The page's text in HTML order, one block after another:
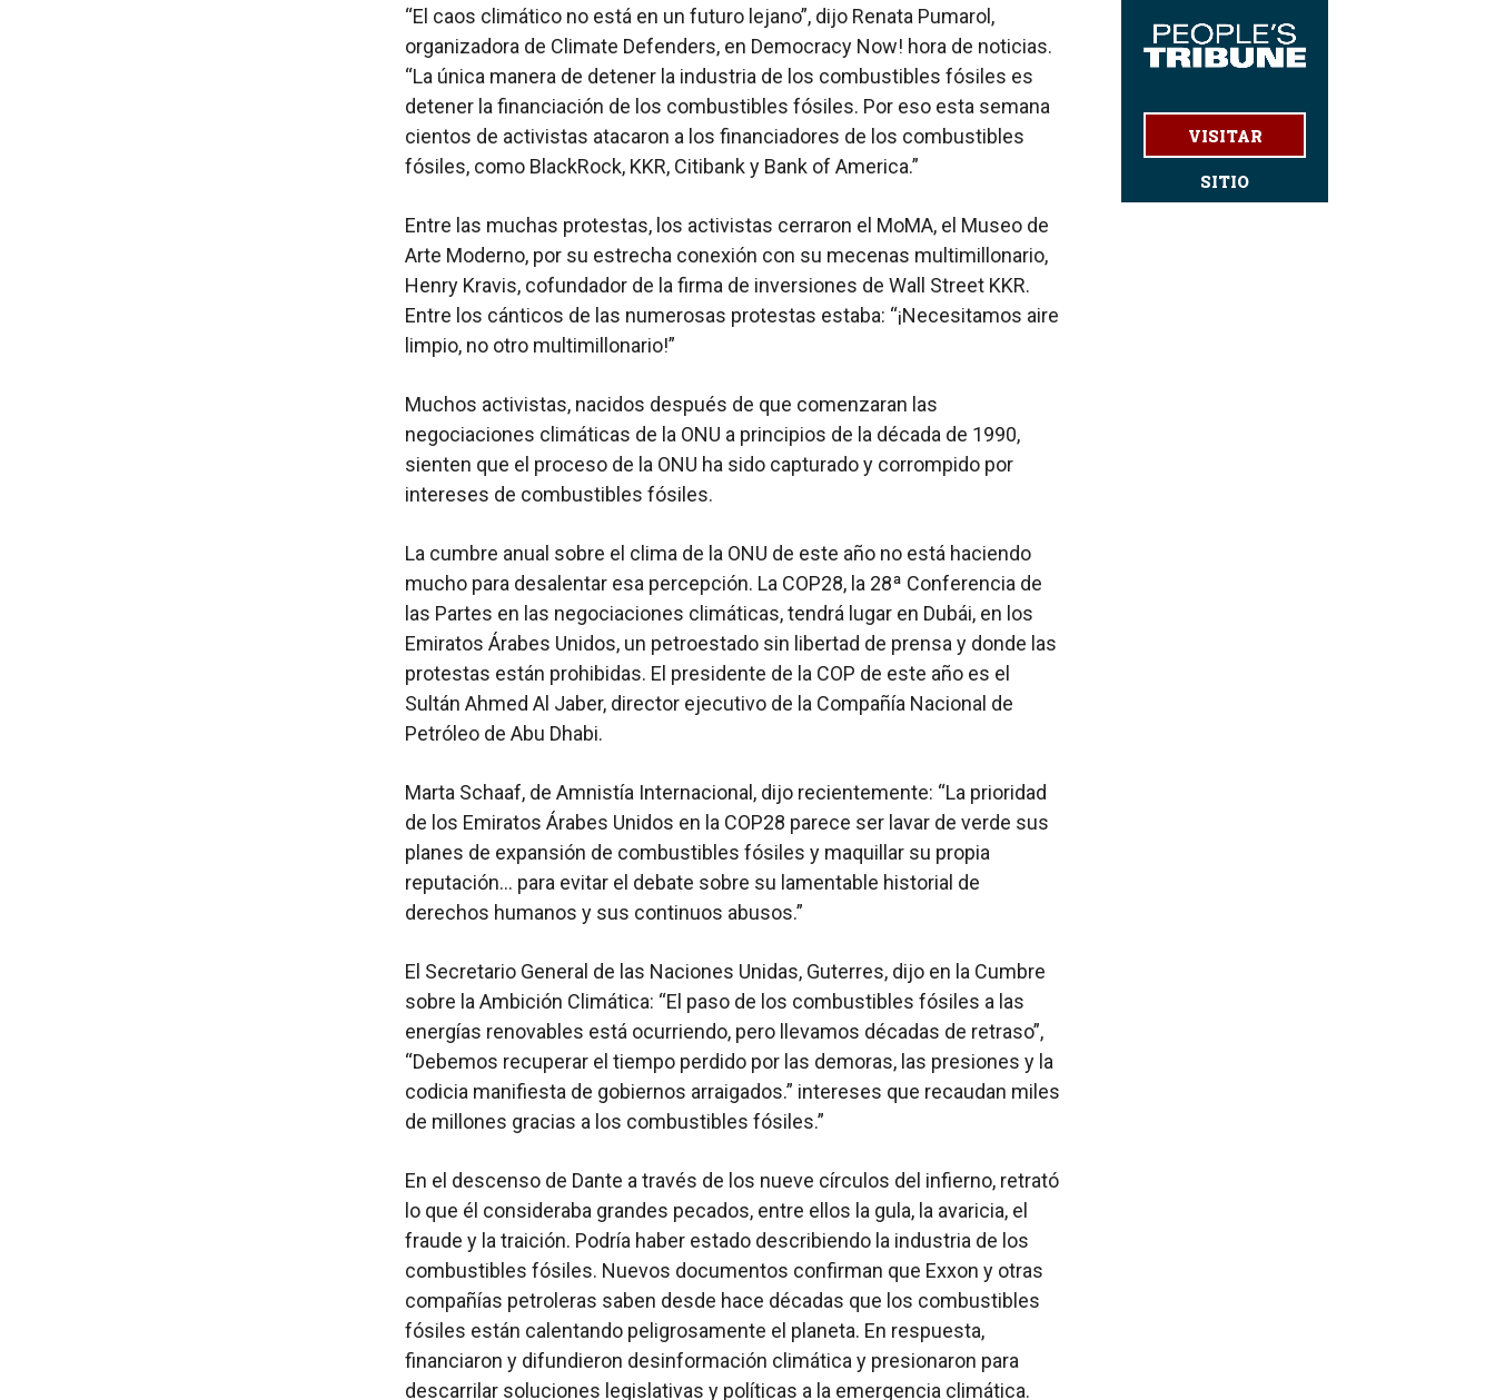
“El caos climático no está en un futuro lejano”, dijo Renata Pumarol,
organizadora de Climate Defenders, en Democracy Now! hora de noticias.
“La única manera de detener la industria de los combustibles fósiles es
detener la financiación de los combustibles fósiles. Por eso esta semana
cientos de activistas atacaron a los financiadores de los combustibles
fósiles, como BlackRock, KKR, Citibank y Bank of America.”
Entre las muchas protestas, los activistas cerraron el MoMA, el Museo de
Arte Moderno, por su estrecha conexión con su mecenas multimillonario,
Henry Kravis, cofundador de la firma de inversiones de Wall Street KKR.
Entre los cánticos de las numerosas protestas estaba: “¡Necesitamos aire
limpio, no otro multimillonario!”
Muchos activistas, nacidos después de que comenzaran las
negociaciones climáticas de la ONU a principios de la década de 1990,
sienten que el proceso de la ONU ha sido capturado y corrompido por
intereses de combustibles fósiles.
La cumbre anual sobre el clima de la ONU de este año no está haciendo
mucho para desalentar esa percepción. La COP28, la 28ª Conferencia de
las Partes en las negociaciones climáticas, tendrá lugar en Dubái, en los
Emiratos Árabes Unidos, un petroestado sin libertad de prensa y donde las
protestas están prohibidas. El presidente de la COP de este año es el
Sultán Ahmed Al Jaber, director ejecutivo de la Compañía Nacional de
Petróleo de Abu Dhabi.
Marta Schaaf, de Amnistía Internacional, dijo recientemente: “La prioridad
de los Emiratos Árabes Unidos en la COP28 parece ser lavar de verde sus
planes de expansión de combustibles fósiles y maquillar su propia
reputación… para evitar el debate sobre su lamentable historial de
derechos humanos y sus continuos abusos.”
El Secretario General de las Naciones Unidas, Guterres, dijo en la Cumbre
sobre la Ambición Climática: “El paso de los combustibles fósiles a las
energías renovables está ocurriendo, pero llevamos décadas de retraso”,
“Debemos recuperar el tiempo perdido por las demoras, las presiones y la
codicia manifiesta de gobiernos arraigados.” intereses que recaudan miles
de millones gracias a los combustibles fósiles.”
En el descenso de Dante a través de los nueve círculos del infierno, retrató
lo que él consideraba grandes pecados, entre ellos la gula, la avaricia, el
fraude y la traición. Podría haber estado describiendo la industria de los
combustibles fósiles. Nuevos documentos confirman que Exxon y otras
compañías petroleras saben desde hace décadas que los combustibles
fósiles están calentando peligrosamente el planeta. En respuesta,
financiaron y difundieron desinformación climática y presionaron para
descarrilar soluciones legislativas y políticas a la emergencia climática.
VISITAR
SITIO